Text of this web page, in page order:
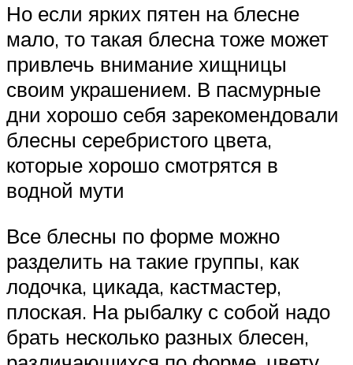
Но если ярких пятен на блесне
мало, то такая блесна тоже может
привлечь внимание хищницы
своим украшением. В пасмурные
дни хорошо себя зарекомендовали
блесны серебристого цвета,
которые хорошо смотрятся в
водной мути
Все блесны по форме можно
разделить на такие группы, как
лодочка, цикада, кастмастер,
плоская. На рыбалку с собой надо
брать несколько разных блесен,